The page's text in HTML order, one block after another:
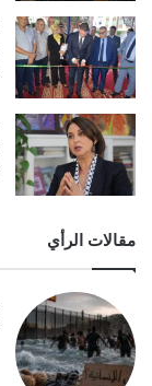
مقالات الرأي